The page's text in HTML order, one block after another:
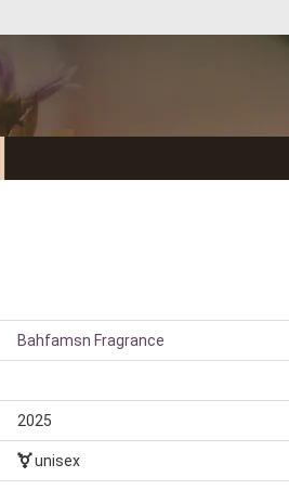
Bahfamsn Fragrance
2025
unisex